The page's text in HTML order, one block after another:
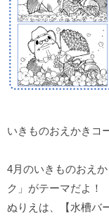
いきものおえかきコ
4月のいきものおえ
ク」がテーマだよ！
ぬりえは、【水槽バ